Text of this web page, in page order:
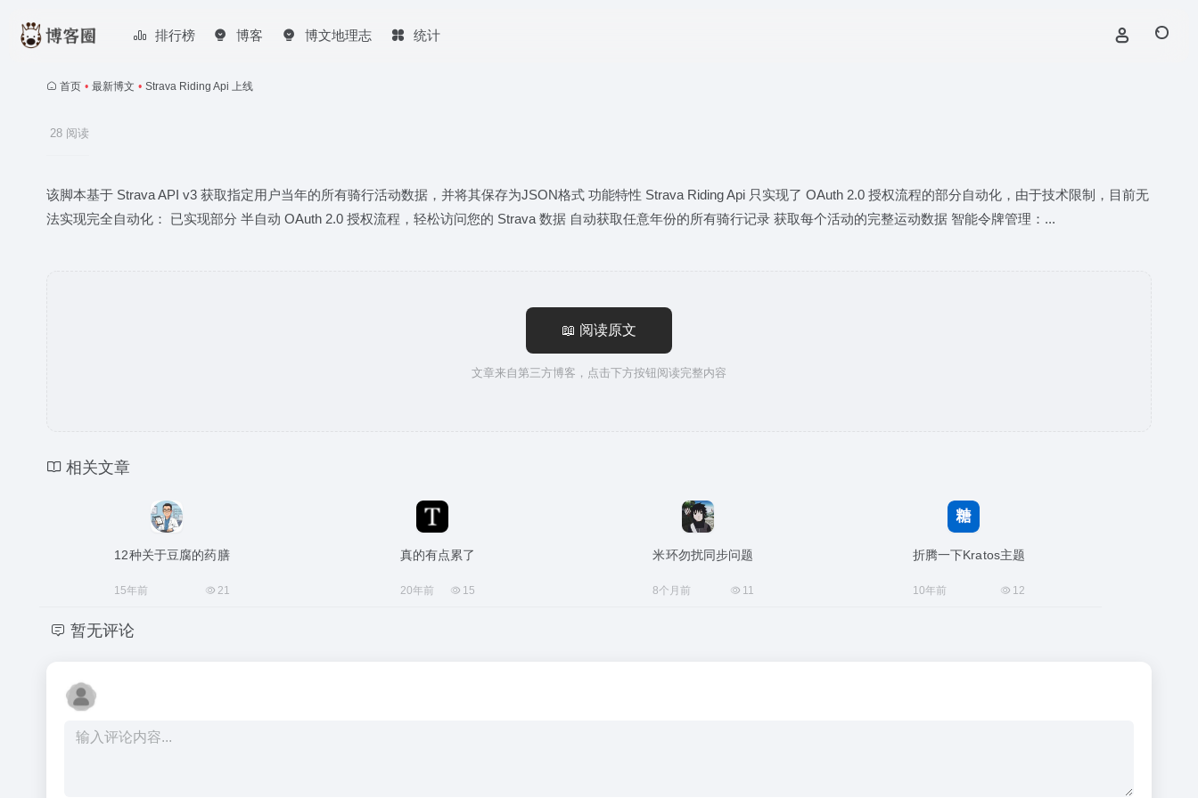
排行榜 博客 博文地理志 统计
首页 • 最新博文 • Strava Riding Api 上线
28 阅读
该脚本基于 Strava API v3 获取指定用户当年的所有骑行活动数据，并将其保存为JSON格式 功能特性 Strava Riding Api 只实现了 OAuth 2.0 授权流程的部分自动化，由于技术限制，目前无
法实现完全自动化： 已实现部分 半自动 OAuth 2.0 授权流程，轻松访问您的 Strava 数据 自动获取任意年份的所有骑行记录 获取每个活动的完整运动数据 智能令牌管理：...
📖 阅读原文
文章来自第三方博客，点击下方按钮阅读完整内容
相关文章
12种关于豆腐的药膳
15年前 21
真的有点累了
20年前 15
米环勿扰同步问题
8个月前 11
折腾一下Kratos主题
10年前 12
暂无评论